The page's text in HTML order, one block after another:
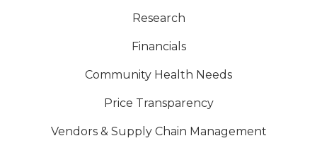
Research
Financials
Community Health Needs
Price Transparency
Vendors & Supply Chain Management